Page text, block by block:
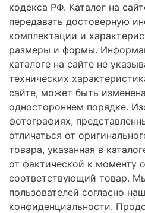
кодекса РФ. Каталог на
передавать достоверную
комплектации и
размеры и формы.
каталоге на сайте не
технических
сайте, может быть
одностороннем порядке.
фотографиях,
отличаться от
товара, указанная в
от фактической к моменту
соответствующий товар.
пользователей согласно
конфиденциальности.